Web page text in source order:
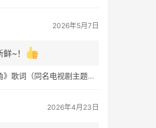
2026年5月7日
~！
歌词（同名电视剧主题曲）
2026年4月23日